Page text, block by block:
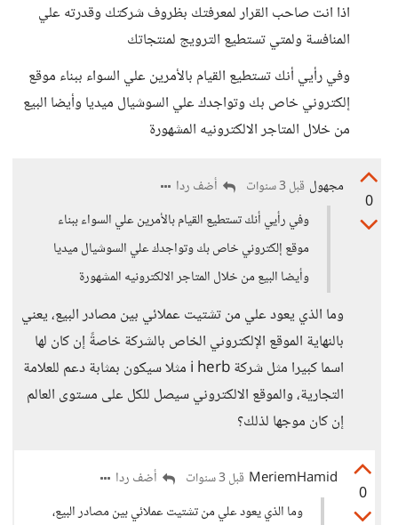
اذا انت صاحب القرار لمعرفتك بظروف شركتك وقدرته علي
المنافسة ولمتي تستطيع الترويج لمنتجاتك
وفي رأيي أنك تستطيع القيام بالأمرين علي السواء ببناء موقع
إلكتروني خاص بك وتواجدك علي السوشيال ميديا وأيضا البيع
من خلال المتاجر الالكترونيه المشهورة
0
مجهول قبل 3 سنوات
أضف ردا
وفي رأيي أنك تستطيع القيام بالأمرين علي السواء ببناء
موقع إلكتروني خاص بك وتواجدك علي السوشيال ميديا
وأيضا البيع من خلال المتاجر الالكترونيه المشهورة
وما الذي يعود علي من تشتيت عملائي بين مصادر البيع، يعني
بالنهاية الموقع الإلكتروني الخاص بالشركة خاصةً إن كان لها
اسما كبيرا مثل شركة i herb مثلا سيكون بمثابة دعم للعلامة
التجارية، والموقع الالكتروني سيصل للكل على مستوى العالم
إن كان موجها لذلك؟
0
MeriemHamid قبل 3 سنوات
أضف ردا
وما الذي يعود علي من تشتيت عملائي بين مصادر البيع،